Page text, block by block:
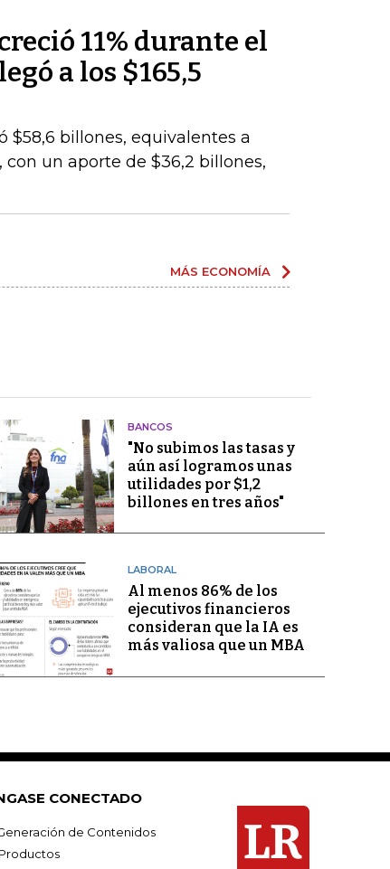
11% durante el
a los $165,5
$58,6 billones, equivalentes a
con un aporte de $36,2 billones,
MÁS ECONOMÍA
BANCOS
"No subimos las tasas y
aún así logramos unas
utilidades por $1,2
billones en tres años"
LABORAL
Al menos 86% de los
ejecutivos financieros
consideran que la IA es
más valiosa que un MBA
CONECTADO
de Contenidos